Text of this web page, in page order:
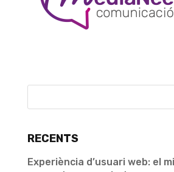
RECENTS
Experiència d’usuari web: el